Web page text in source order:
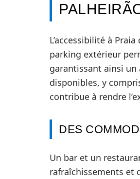
L’accessibilité à
parking extérieur
garantissant ainsi un
disponibles, y
contribue à rendre
DES
Un bar et un
rafraîchissements et